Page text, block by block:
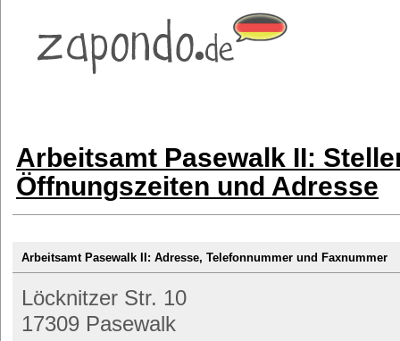
Arbeitsamt Pasewalk II:
Öffnungszeiten und Adresse
Arbeitsamt Pasewalk II: Adresse, Telefonnummer und Faxnummer
Löcknitzer Str. 10
17309 Pasewalk